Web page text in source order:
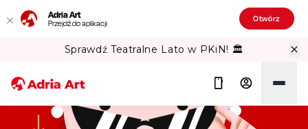
Adria Art
Przejdź do aplikacji Otwórz
Sprawdź Teatralne Lato w PKiN! 🏛️